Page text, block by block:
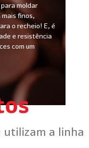
moldar
finos,
o recheio! E, é
e resistência
com um
utilizam a linha